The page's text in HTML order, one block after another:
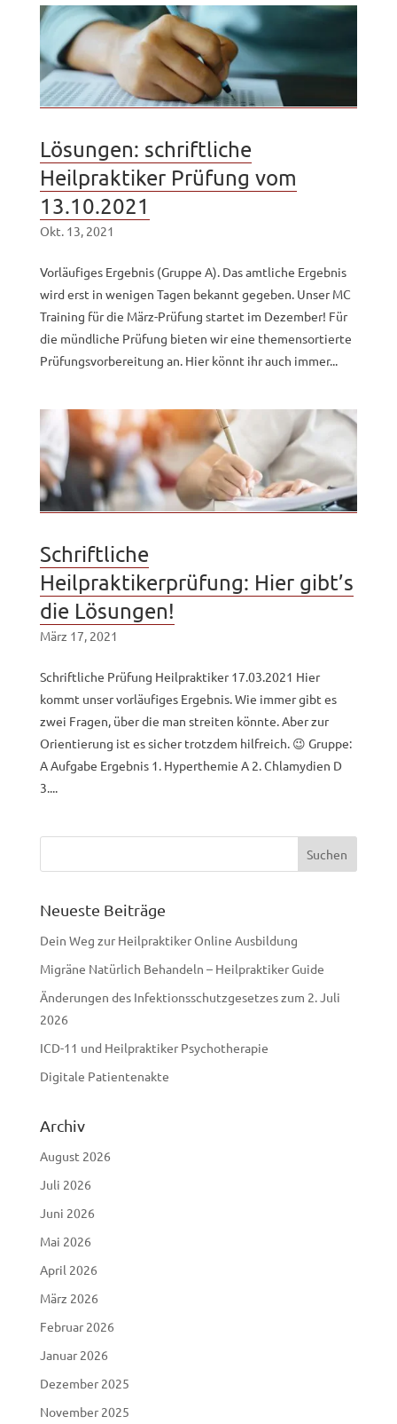
Lösungen: schriftliche
Heilpraktiker Prüfung vom
13.10.2021
Okt. 13, 2021
Vorläufiges Ergebnis (Gruppe A). Das amtliche Ergebnis
wird erst in wenigen Tagen bekannt gegeben. Unser MC
Training für die März-Prüfung startet im Dezember! Für
die mündliche Prüfung bieten wir eine themensortierte
Prüfungsvorbereitung an. Hier könnt ihr auch immer...
Schriftliche
Heilpraktikerprüfung: Hier gibt’s
die Lösungen!
März 17, 2021
Schriftliche Prüfung Heilpraktiker 17.03.2021 Hier
kommt unser vorläufiges Ergebnis. Wie immer gibt es
zwei Fragen, über die man streiten könnte. Aber zur
Orientierung ist es sicher trotzdem hilfreich. 😉 Gruppe:
A Aufgabe Ergebnis 1. Hyperthemie A 2. Chlamydien D
3....
Neueste Beiträge
Dein Weg zur Heilpraktiker Online Ausbildung
Migräne Natürlich Behandeln – Heilpraktiker Guide
Änderungen des Infektionsschutzgesetzes zum 2. Juli
2026
ICD-11 und Heilpraktiker Psychotherapie
Digitale Patientenakte
Archiv
August 2026
Juli 2026
Juni 2026
Mai 2026
April 2026
März 2026
Februar 2026
Januar 2026
Dezember 2025
November 2025